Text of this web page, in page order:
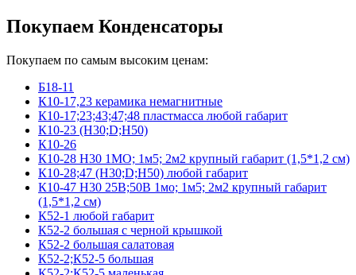
Покупаем Конденсаторы
Покупаем по самым высоким ценам:
Б18-11
К10-17,23 керамика немагнитные
К10-17;23;43;47;48 пластмасса любой габарит
К10-23 (Н30;D;Н50)
К10-26
К10-28 Н30 1МО; 1м5; 2м2 крупный габарит (1,5*1,2 см)
К10-28;47 (Н30;D;Н50) любой габарит
К10-47 Н30 25В;50В 1мо; 1м5; 2м2 крупный габарит
(1,5*1,2 см)
К52-1 любой габарит
К52-2 большая с черной крышкой
К52-2 большая салатовая
К52-2;К52-5 большая